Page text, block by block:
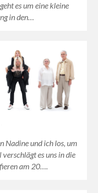
es um eine kleine
in den…
Nadine und ich los, um
es uns in die
am 20….